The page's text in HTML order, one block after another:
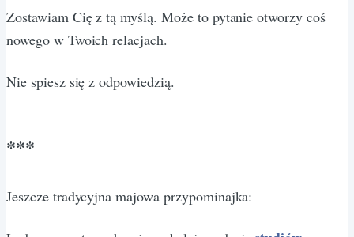
Zostawiam Cię z tą myślą. Może to pytanie otworzy coś
nowego w Twoich relacjach.
Nie spiesz się z odpowiedzią.
***
Jeszcze tradycyjna majowa przypominajka: